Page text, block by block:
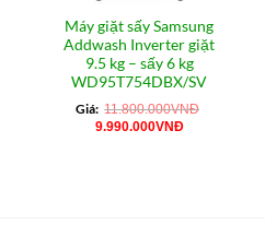
Máy giặt sấy Samsung
Addwash Inverter giặt
9.5 kg – sấy 6 kg
WD95T754DBX/SV
Giá: 11.800.000VNĐ
Giá
9.990.000VNĐGiá